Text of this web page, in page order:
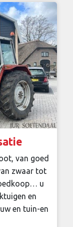
van goed
zwaar tot
u
en
en tuin-en